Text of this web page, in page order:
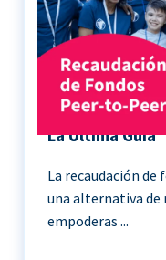
Recaudación
La Última Guía
La recaudación
una alternativa de
empoderas ...